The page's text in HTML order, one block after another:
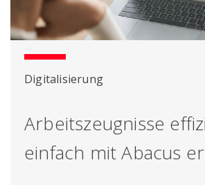
Digitalisierung
Arbeitszeugnisse
einfach mit Abacus